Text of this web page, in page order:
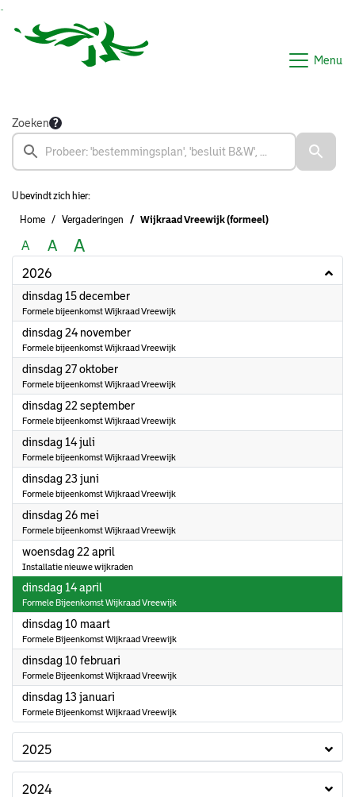
Menu
Zoeken
U bevindt zich hier:
Home Vergaderingen Wijkraad Vreewijk (formeel)
A A A
2026
dinsdag 15 december2026
Formele bijeenkomst Wijkraad Vreewijk
dinsdag 24 november2026
Formele bijeenkomst Wijkraad Vreewijk
dinsdag 27 oktober2026
Formele bijeenkomst Wijkraad Vreewijk
dinsdag 22 september2026
Formele bijeenkomst Wijkraad Vreewijk
dinsdag 14 juli
Formele bijeenkomst Wijkraad Vreewijk
dinsdag 23 juni
Formele bijeenkomst Wijkraad Vreewijk
dinsdag 26 mei
Formele bijeenkomst Wijkraad Vreewijk
woensdag 22 april
Installatie nieuwe wijkraden
dinsdag 14 april
Formele Bijeenkomst Wijkraad Vreewijk
dinsdag 10 maart2026
Formele Bijeenkomst Wijkraad Vreewijk
dinsdag 10 februari
Formele Bijeenkomst Wijkraad Vreewijk
dinsdag 13 januari
Formele Bijeenkomst Wijkraad Vreewijk
2025
2024